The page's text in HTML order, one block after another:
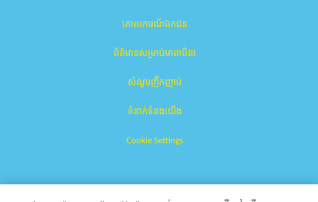
គោលការណ៍ឯកជន
ព័ត៌មានសម្រាប់មាតាបិតា
សំណួរញឹកញាប់
ទំនាក់ទំនងយើង
Cookie Settings